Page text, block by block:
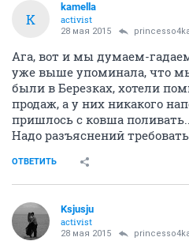
K
kamella
activist
28 мая 2015
Ага, вот и мы думаем-
уже выше упоминала, что
были в Березках, хотели
продаж, а у них никакого
пришлось с ковша
Надо разъяснений
ОТВЕТИТЬ
Ksjusju
activist
28 мая 2015